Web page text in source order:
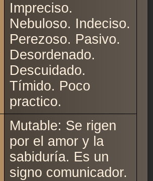
Impreciso.
Nebuloso. Indeciso.
Perezoso. Pasivo.
Desordenado.
Descuidado.
Tímido. Poco
practico.
Mutable: Se rigen
por el amor y la
sabiduría. Es un
signo comunicador.